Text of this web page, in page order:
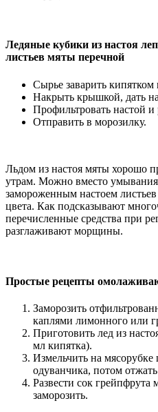
Ледяные кубики из настоя
листьев мяты перечной
Сырье заварить
Накрыть крышкой, дать
Профильтровать настой
Отправить в морозилку.
Льдом из настоя мяты хорошо
утрам. Можно вместо
замороженным настоем
цвета. Как подсказывают
перечисленные средства при
разглаживают морщины.
Простые рецепты
Заморозить
каплями лимонного или
Приготовить лед из
мл кипятка).
Измельчить на
одуванчика, потом
Развести сок
заморозить.